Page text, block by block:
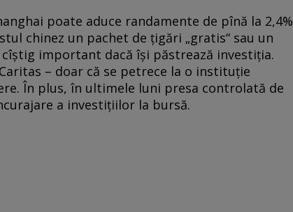
poate aduce randamente de pînă la 2,4%
chinez un pachet de ţigări „gratis“ sau un
important dacă îşi păstrează investiţia.
– doar că se petrece la o instituţie
În plus, în ultimele luni presa controlată de
a investiţiilor la bursă.